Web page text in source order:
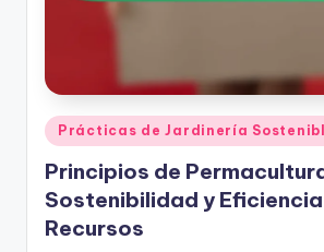
Posted
in
Prácticas de Jardinería
Principios de
Sostenibilidad y
Recursos